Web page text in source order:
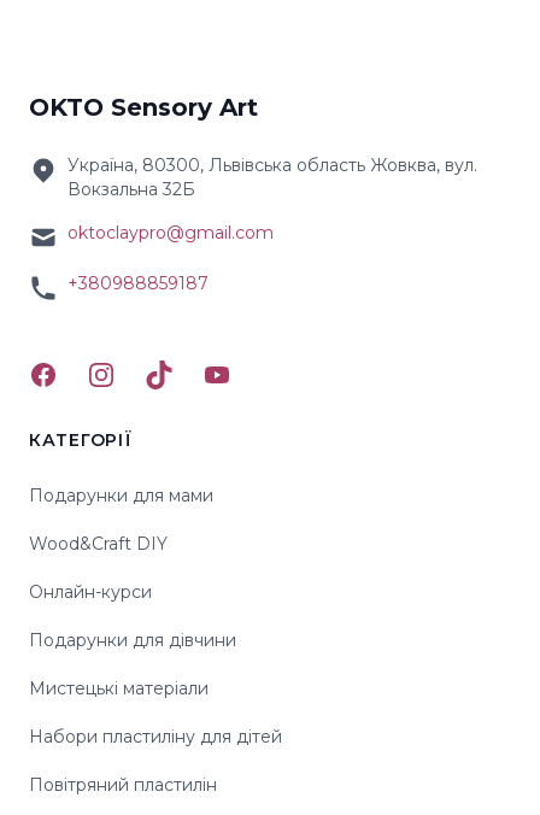
OKTO Sensory Art
Україна, 80300, Львівська область Жовква, вул.
Вокзальна 32Б
oktoclaypro@gmail.com
+380988859187
FacebookInstagramTikTokYouTube
КАТЕГОРІЇ
Подарунки для мами
Wood&Craft DIY
Онлайн-курси
Подарунки для дівчини
Мистецькі матеріали
Набори пластиліну для дітей
Повітряний пластилін